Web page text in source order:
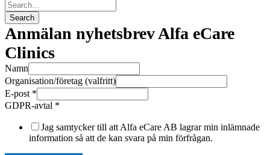
Anmälan nyhetsbrev Alfa eCare
Clinics
Namn
Organisation/företag (valfritt)
E-post *
GDPR-avtal *
Jag samtycker till att Alfa eCare AB lagrar min inlämnade
information så att de kan svara på min förfrågan.